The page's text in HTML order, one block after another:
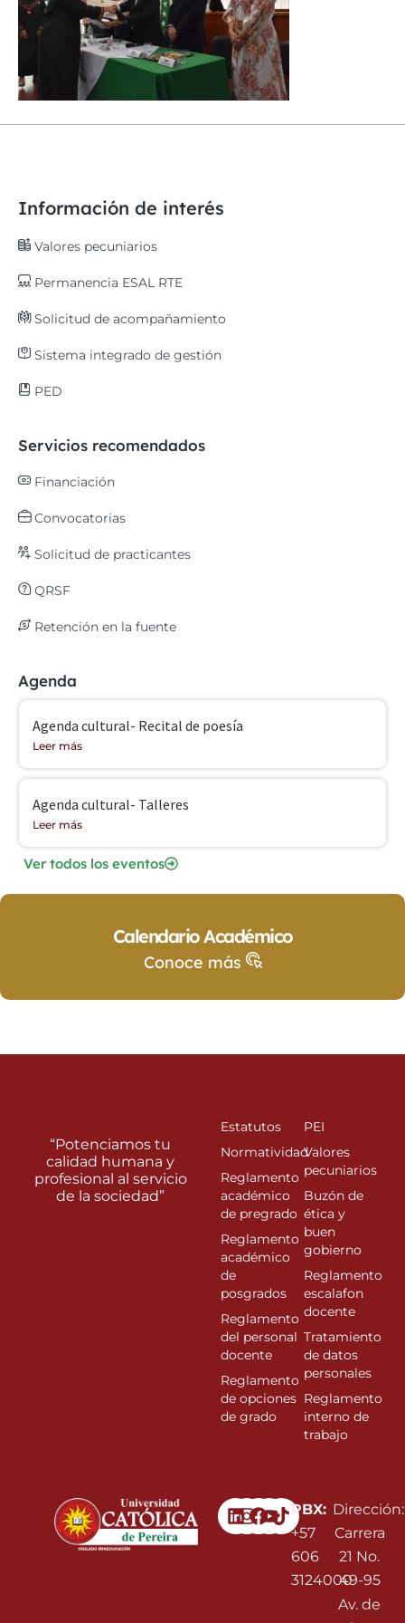
Información de interés
Valores pecuniarios
Permanencia ESAL RTE
Solicitud de acompañamiento
Sistema integrado de gestión
PED
Servicios recomendados
Financiación
Convocatorias
Solicitud de practicantes
QRSF
Retención en la fuente
Agenda
Agenda cultural- Recital de poesía
Leer más
Agenda cultural- Talleres
Leer más
Ver todos los eventos
Calendario Académico
Conoce más
Linkedin
Instagram
Facebook
Youtube
PBX:
+57
606
3124000
Dirección:
Carrera
21 No.
49-95
Av. de
“Potenciamos tu
calidad humana y
profesional al servicio
de la sociedad”
Estatutos
Normatividad
Reglamento
académico
de pregrado
Reglamento
académico
de
posgrados
Reglamento
del personal
docente
Reglamento
de opciones
de grado
PEI
Valores
pecuniarios
Buzón de
ética y
buen
gobierno
Reglamento
escalafon
docente
Tratamiento
de datos
personales
Reglamento
interno de
trabajo